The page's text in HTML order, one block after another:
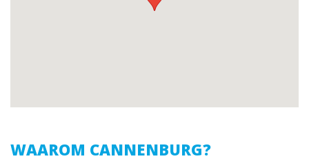
WAAROM CANNENBURG?